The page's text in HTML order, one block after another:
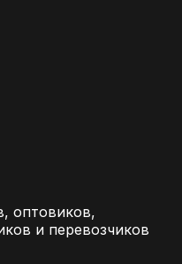
оптовиков,
и перевозчиков